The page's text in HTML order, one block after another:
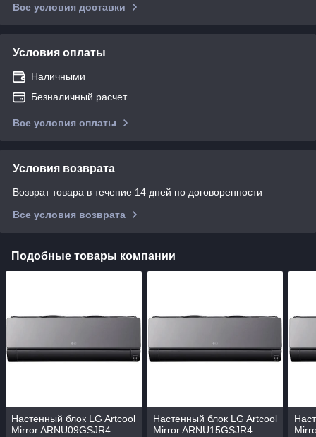
Все условия доставки
Условия оплаты
Наличными
Безналичный расчет
Все условия оплаты
Условия возврата
Возврат товара в течение 14 дней по договоренности
Все условия возврата
Подобные товары компании
Настенный блок LG Artcool
Mirror ARNU09GSJR4
Настенный блок LG Artcool
Mirror ARNU15GSJR4